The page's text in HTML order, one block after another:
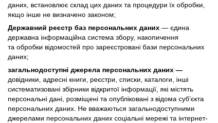
даних, встановлює склад цих даних та процедури їх обробки,
якщо інше не визначено законом;
Державний реєстр баз персональних даних — єдина
державна інформаційна система збору, накопичення
та обробки відомостей про зареєстровані бази персональних
даних;
загальнодоступні джерела персональних даних —
довідники, адресні книги, реєстри, списки, каталоги, інші
систематизовані збірники відкритої інформації, які містять
персональні дані, розміщені та опубліковані з відома суб’єкта
персональних даних. Не вважаються загальнодоступними
джерелами персональних даних соціальні мережі та інтернет-